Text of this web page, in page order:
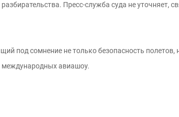
Пресс-служба суда не уточняет,
под сомнение не только безопасность полетов,
международных авиашоу.